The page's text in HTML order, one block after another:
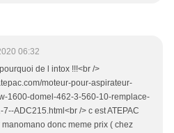
06:32
de l intox !!!<br />
moteur-pour-aspirateur-
1600-domel-462-3-560-10-remplace-
7--ADC215.html<br /> c est ATEPAC
donc meme prix ( chez